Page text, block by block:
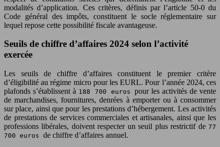
modalités d’application. Ces critères, définis par l’article 50-0 du
Code général des impôts, constituent le socle réglementaire sur
lequel repose cette possibilité fiscale avantageuse.
Seuils de chiffre d’affaires 2024 selon l’activité
exercée
Les seuils de chiffre d’affaires constituent le premier critère
d’éligibilité au régime micro pour les EURL. Pour l’année 2024, ces
plafonds s’établissent à 188 700 eurospour les activités de vente
de marchandises, fournitures, denrées à emporter ou à consommer
sur place, ainsi que pour les prestations d’hébergement. Les activités
de prestations de services commerciales et artisanales, ainsi que les
professions libérales, doivent respecter un seuil plus restrictif de 77
700 euros de chiffre d’affaires annuel.